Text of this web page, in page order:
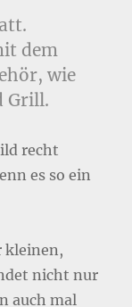
dem
wie
Grill.
recht
es so ein
kleinen,
nicht nur
auch mal